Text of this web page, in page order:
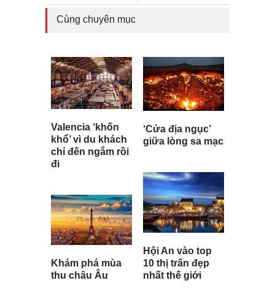
Cùng chuyên mục
Valencia ‘khốn
khổ’ vì du khách
chỉ đến ngắm rồi
đi
Khám phá mùa
thu châu Âu
‘Cửa địa ngục’
giữa lòng sa mạc
Hội An vào top
10 thị trấn đẹp
nhất thế giới